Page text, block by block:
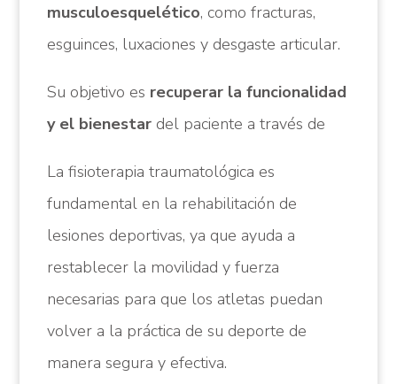
musculoesquelético, como fracturas,
esguinces, luxaciones y desgaste articular.
Su objetivo es recuperar la funcionalidad
y el bienestardel paciente a través de
La fisioterapia traumatológica es
fundamental en la rehabilitación de
lesiones deportivas, ya que ayuda a
restablecer la movilidad y fuerza
necesarias para que los atletas puedan
volver a la práctica de su deporte de
manera segura y efectiva.